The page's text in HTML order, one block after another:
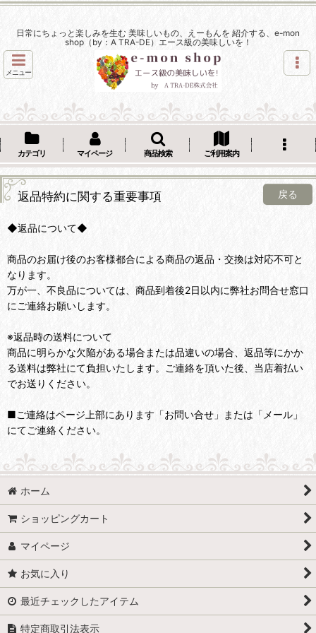
日常にちょっと楽しみを生む 美味しいもの、えーもんを 紹介する、e-mon
shop（by：A TRA-DE）エース級の美味しいを！
メニュー
カテゴリ マイページ 商品検索 ご利用案内
返品特約に関する重要事項 戻る
◆返品について◆
商品のお届け後のお客様都合による商品の返品・交換は対応不可と
なります。
万が一、不良品については、商品到着後2日以内に弊社お問合せ窓口
にご連絡お願いします。
※返品時の送料について
商品に明らかな欠陥がある場合または品違いの場合、返品等にかか
る送料は弊社にて負担いたします。ご連絡を頂いた後、当店着払い
でお送りください。
■ご連絡はページ上部にあります「お問い合せ」または「メール」
にてご連絡ください。
ホーム
ショッピングカート
マイページ
お気に入り
最近チェックしたアイテム
特定商取引法表示